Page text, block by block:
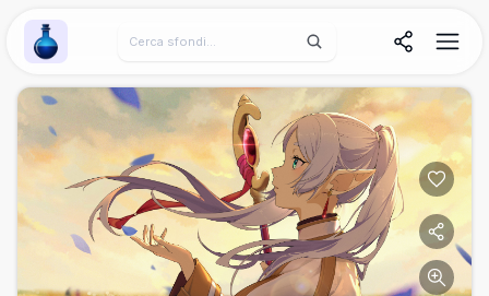
Wallpaper Alchemy